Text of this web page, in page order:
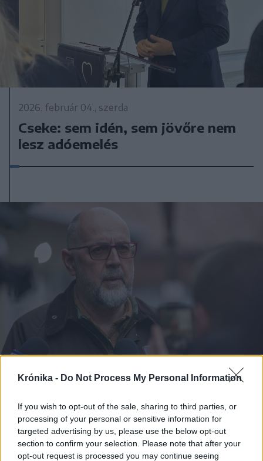
Krónika - Do Not Process My Personal Information
If you wish to opt-out of the sale, sharing to third parties, or
processing of your personal or sensitive information for
targeted advertising by us, please use the below opt-out
section to confirm your selection. Please note that after your
opt-out request is processed you may continue seeing
2026. február 04., szerda
Cseke: sem idén, sem jövőre nem
lesz adóemelés
Kelemen: a kormánynak lehetővé
kell tennie a helyi adók
csökkentését